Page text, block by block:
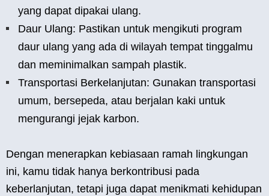
yang dapat dipakai ulang.
Daur Ulang: Pastikan untuk mengikuti program
daur ulang yang ada di wilayah tempat tinggalmu
dan meminimalkan sampah plastik.
Transportasi Berkelanjutan: Gunakan transportasi
umum, bersepeda, atau berjalan kaki untuk
mengurangi jejak karbon.
Dengan menerapkan kebiasaan ramah lingkungan
ini, kamu tidak hanya berkontribusi pada
keberlanjutan, tetapi juga dapat menikmati kehidupan